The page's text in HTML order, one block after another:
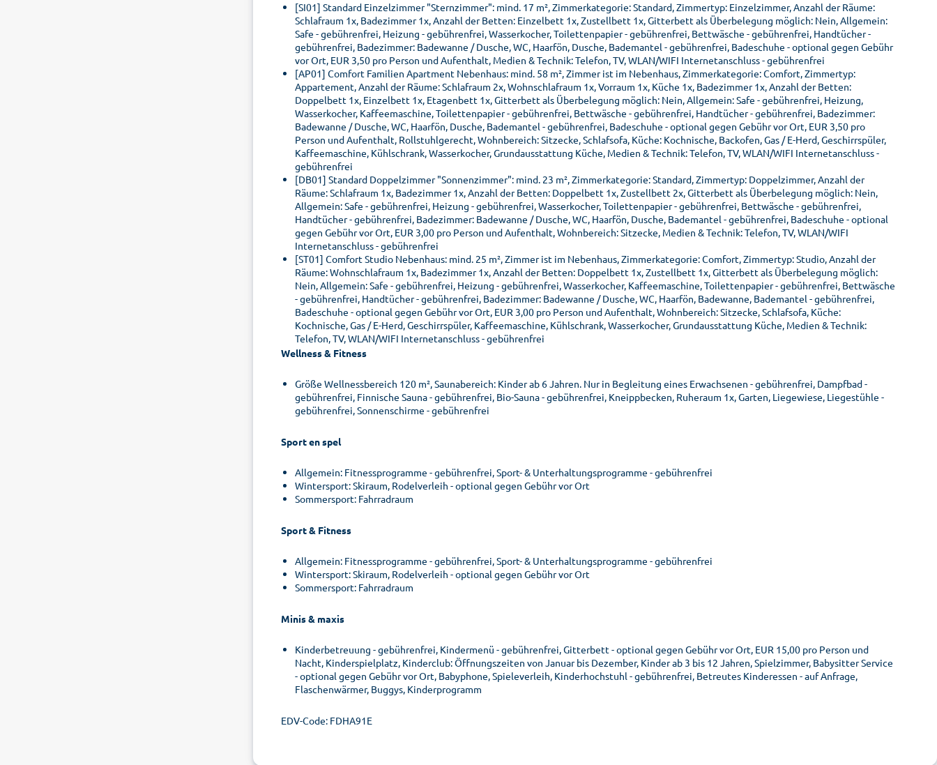
[SI01] Standard Einzelzimmer "Sternzimmer": mind. 17 m², Zimmerkategorie: Standard, Zimmertyp: Einzelzimmer, Anzahl der Räume:
Schlafraum 1x, Badezimmer 1x, Anzahl der Betten: Einzelbett 1x, Zustellbett 1x, Gitterbett als Überbelegung möglich: Nein, Allgemein:
Safe - gebührenfrei, Heizung - gebührenfrei, Wasserkocher, Toilettenpapier - gebührenfrei, Bettwäsche - gebührenfrei, Handtücher -
gebührenfrei, Badezimmer: Badewanne / Dusche, WC, Haarfön, Dusche, Bademantel - gebührenfrei, Badeschuhe - optional gegen Gebühr
vor Ort, EUR 3,50 pro Person und Aufenthalt, Medien & Technik: Telefon, TV, WLAN/WIFI Internetanschluss - gebührenfrei
[AP01] Comfort Familien Apartment Nebenhaus: mind. 58 m², Zimmer ist im Nebenhaus, Zimmerkategorie: Comfort, Zimmertyp:
Appartement, Anzahl der Räume: Schlafraum 2x, Wohnschlafraum 1x, Vorraum 1x, Küche 1x, Badezimmer 1x, Anzahl der Betten:
Doppelbett 1x, Einzelbett 1x, Etagenbett 1x, Gitterbett als Überbelegung möglich: Nein, Allgemein: Safe - gebührenfrei, Heizung,
Wasserkocher, Kaffeemaschine, Toilettenpapier - gebührenfrei, Bettwäsche - gebührenfrei, Handtücher - gebührenfrei, Badezimmer:
Badewanne / Dusche, WC, Haarfön, Dusche, Bademantel - gebührenfrei, Badeschuhe - optional gegen Gebühr vor Ort, EUR 3,50 pro
Person und Aufenthalt, Rollstuhlgerecht, Wohnbereich: Sitzecke, Schlafsofa, Küche: Kochnische, Backofen, Gas / E-Herd, Geschirrspüler,
Kaffeemaschine, Kühlschrank, Wasserkocher, Grundausstattung Küche, Medien & Technik: Telefon, TV, WLAN/WIFI Internetanschluss -
gebührenfrei
[DB01] Standard Doppelzimmer "Sonnenzimmer": mind. 23 m², Zimmerkategorie: Standard, Zimmertyp: Doppelzimmer, Anzahl der
Räume: Schlafraum 1x, Badezimmer 1x, Anzahl der Betten: Doppelbett 1x, Zustellbett 2x, Gitterbett als Überbelegung möglich: Nein,
Allgemein: Safe - gebührenfrei, Heizung - gebührenfrei, Wasserkocher, Toilettenpapier - gebührenfrei, Bettwäsche - gebührenfrei,
Handtücher - gebührenfrei, Badezimmer: Badewanne / Dusche, WC, Haarfön, Dusche, Bademantel - gebührenfrei, Badeschuhe - optional
gegen Gebühr vor Ort, EUR 3,00 pro Person und Aufenthalt, Wohnbereich: Sitzecke, Medien & Technik: Telefon, TV, WLAN/WIFI
Internetanschluss - gebührenfrei
[ST01] Comfort Studio Nebenhaus: mind. 25 m², Zimmer ist im Nebenhaus, Zimmerkategorie: Comfort, Zimmertyp: Studio, Anzahl der
Räume: Wohnschlafraum 1x, Badezimmer 1x, Anzahl der Betten: Doppelbett 1x, Zustellbett 1x, Gitterbett als Überbelegung möglich:
Nein, Allgemein: Safe - gebührenfrei, Heizung - gebührenfrei, Wasserkocher, Kaffeemaschine, Toilettenpapier - gebührenfrei, Bettwäsche
- gebührenfrei, Handtücher - gebührenfrei, Badezimmer: Badewanne / Dusche, WC, Haarfön, Badewanne, Bademantel - gebührenfrei,
Badeschuhe - optional gegen Gebühr vor Ort, EUR 3,00 pro Person und Aufenthalt, Wohnbereich: Sitzecke, Schlafsofa, Küche:
Kochnische, Gas / E-Herd, Geschirrspüler, Kaffeemaschine, Kühlschrank, Wasserkocher, Grundausstattung Küche, Medien & Technik:
Telefon, TV, WLAN/WIFI Internetanschluss - gebührenfrei
Wellness & Fitness
Größe Wellnessbereich 120 m², Saunabereich: Kinder ab 6 Jahren. Nur in Begleitung eines Erwachsenen - gebührenfrei, Dampfbad -
gebührenfrei, Finnische Sauna - gebührenfrei, Bio-Sauna - gebührenfrei, Kneippbecken, Ruheraum 1x, Garten, Liegewiese, Liegestühle -
gebührenfrei, Sonnenschirme - gebührenfrei
Sport en spel
Allgemein: Fitnessprogramme - gebührenfrei, Sport- & Unterhaltungsprogramme - gebührenfrei
Wintersport: Skiraum, Rodelverleih - optional gegen Gebühr vor Ort
Sommersport: Fahrradraum
Sport & Fitness
Allgemein: Fitnessprogramme - gebührenfrei, Sport- & Unterhaltungsprogramme - gebührenfrei
Wintersport: Skiraum, Rodelverleih - optional gegen Gebühr vor Ort
Sommersport: Fahrradraum
Minis & maxis
Kinderbetreuung - gebührenfrei, Kindermenü - gebührenfrei, Gitterbett - optional gegen Gebühr vor Ort, EUR 15,00 pro Person und
Nacht, Kinderspielplatz, Kinderclub: Öffnungszeiten von Januar bis Dezember, Kinder ab 3 bis 12 Jahren, Spielzimmer, Babysitter Service
- optional gegen Gebühr vor Ort, Babyphone, Spieleverleih, Kinderhochstuhl - gebührenfrei, Betreutes Kinderessen - auf Anfrage,
Flaschenwärmer, Buggys, Kinderprogramm
EDV-Code: FDHA91E